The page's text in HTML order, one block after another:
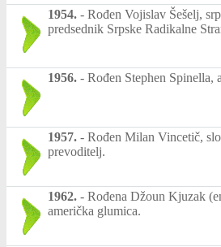
1954. - Rođen Vojislav Šešelj,
predsednik Srpske Radikalne
1956. - Rođen Stephen Spinella,
1957. - Rođen Milan Vincetič,
prevoditelj.
1962. - Rođena Džoun Kjuzak
američka glumica.